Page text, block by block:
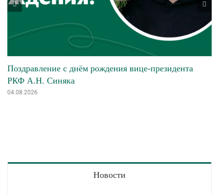
Поздравление с днём рождения вице-президента
РКФ А.Н. Синяка
04.08.2026
Новости